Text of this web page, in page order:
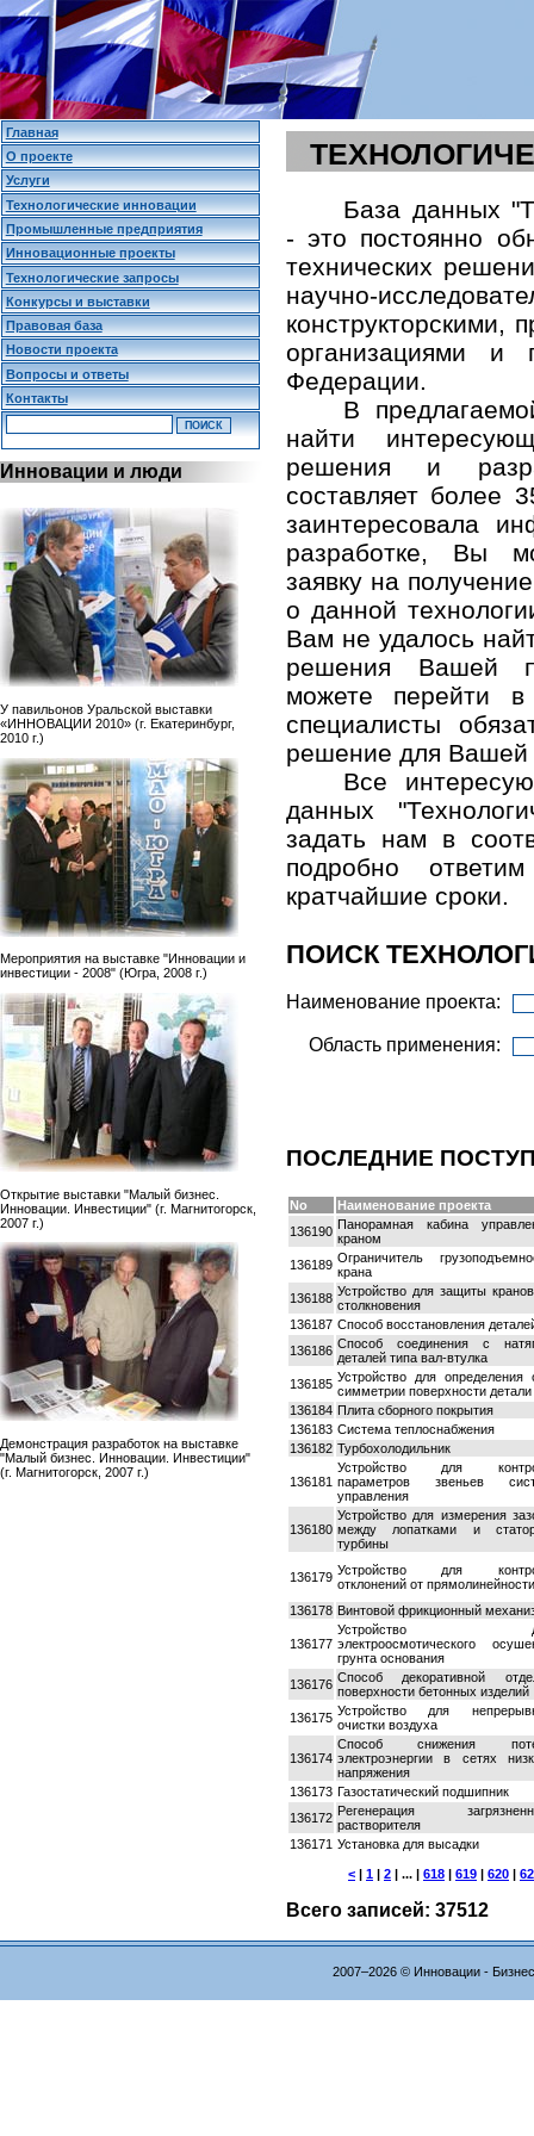
База данных
- это постоянно
технических
научно-
организациями и
Федерации.
В
найти
решения и
составляет более
заинтересовала
разработке, Вы
заявку на
о данной
Вам не удалось
решения Вашей
можете перейти
специалисты
решение для Вашей
Все
данных
задать нам в
подробно
кратчайшие сроки.
ПОИСК
Наименование проекта:
Область применения:
ПОСЛЕДНИЕ
No
Наименование проекта
136190 Панорамная кабина
краном
136189 Ограничитель
крана
136188 Устройство для защиты
столкновения
136187 Способ восстановления
136186 Способ соединения с
деталей типа вал-втулка
136185 Устройство для определения
симметрии поверхности детали
136184 Плита сборного покрытия
136183 Система теплоснабжения
136182 Турбохолодильник
136181
Устройство для
параметров звеньев
управления
136180
Устройство для измерения
между лопатками и
турбины
136179 Устройство для
отклонений от прямолинейности
136178 Винтовой фрикционный
136177
Устройство
электроосмотического
грунта основания
136176 Способ декоративной
поверхности бетонных изделий
136175 Устройство для
очистки воздуха
136174
Способ снижения
электроэнергии в сетях
напряжения
136173 Газостатический подшипник
136172 Регенерация
растворителя
136171 Установка для высадки
< 1 2 | ... | 618 619 620
Всего записей: 37512
Главная
О проекте
Услуги
Технологические инновации
Промышленные предприятия
Инновационные проекты
Технологические запросы
Конкурсы и выставки
Правовая база
Новости проекта
Вопросы и ответы
Контакты
Инновации и люди
У павильонов Уральской выставки
«ИННОВАЦИИ 2010» (г. Екатеринбург,
2010 г.)
Мероприятия на выставке "Инновации и
инвестиции - 2008" (Югра, 2008 г.)
Открытие выставки "Малый бизнес.
Инновации. Инвестиции" (г. Магнитогорск,
2007 г.)
Демонстрация разработок на выставке
"Малый бизнес. Инновации. Инвестиции"
(г. Магнитогорск, 2007 г.)
2007–2026 © Инновации -